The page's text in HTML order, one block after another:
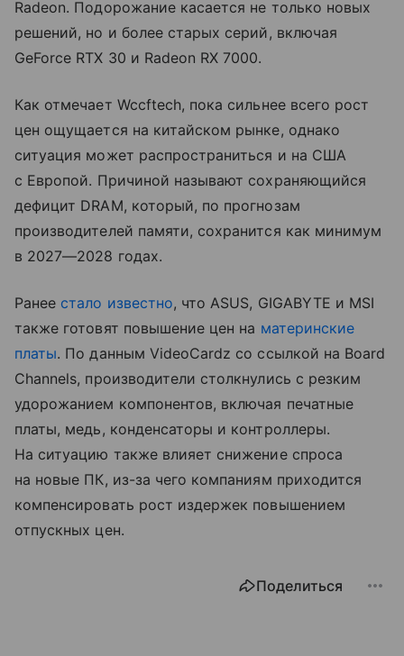
Radeon. Подорожание касается не только новых
решений, но и более старых серий, включая
GeForce RTX 30 и Radeon RX 7000.
Как отмечает Wccftech, пока сильнее всего рост
цен ощущается на китайском рынке, однако
ситуация может распространиться и на США
с Европой. Причиной называют сохраняющийся
дефицит DRAM, который, по прогнозам
производителей памяти, сохранится как минимум
в 2027—2028 годах.
Ранее стало известно, что ASUS, GIGABYTE и MSI
также готовят повышение цен на материнские
платы. По данным VideoCardz со ссылкой на Board
Channels, производители столкнулись с резким
удорожанием компонентов, включая печатные
платы, медь, конденсаторы и контроллеры.
На ситуацию также влияет снижение спроса
на новые ПК, из-за чего компаниям приходится
компенсировать рост издержек повышением
отпускных цен.
Поделиться